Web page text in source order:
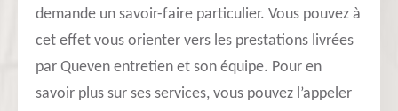
demande un savoir-faire particulier. Vous pouvez à
cet effet vous orienter vers les prestations livrées
par Queven entretien et son équipe. Pour en
savoir plus sur ses services, vous pouvez l’appeler